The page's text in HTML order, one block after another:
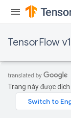
TensorFlow
Trang này được dịch